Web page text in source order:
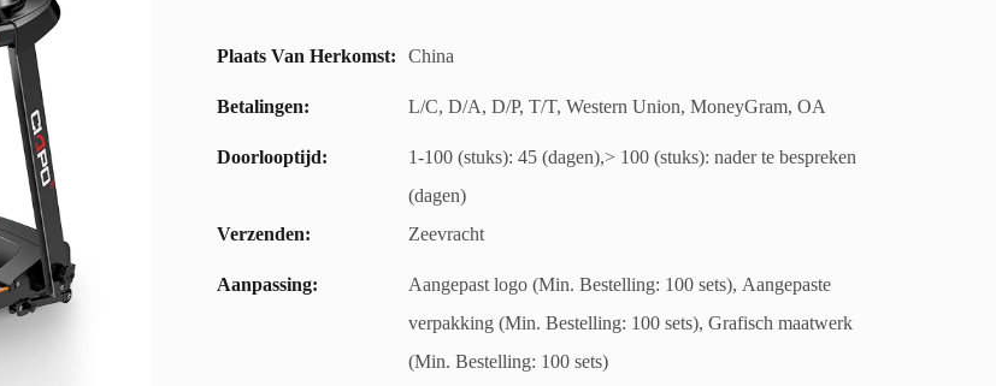
Plaats Van Herkomst: China
Betalingen: L/C, D/A, D/P, T/T, Western Union, MoneyGram, OA
Doorlooptijd:
1-100 (stuks): 45 (dagen),> 100 (stuks): nader te bespreken
(dagen)
Verzenden:
Zeevracht
Aanpassing:
Aangepast logo (Min. Bestelling: 100 sets), Aangepaste
verpakking (Min. Bestelling: 100 sets), Grafisch maatwerk
(Min. Bestelling: 100 sets)